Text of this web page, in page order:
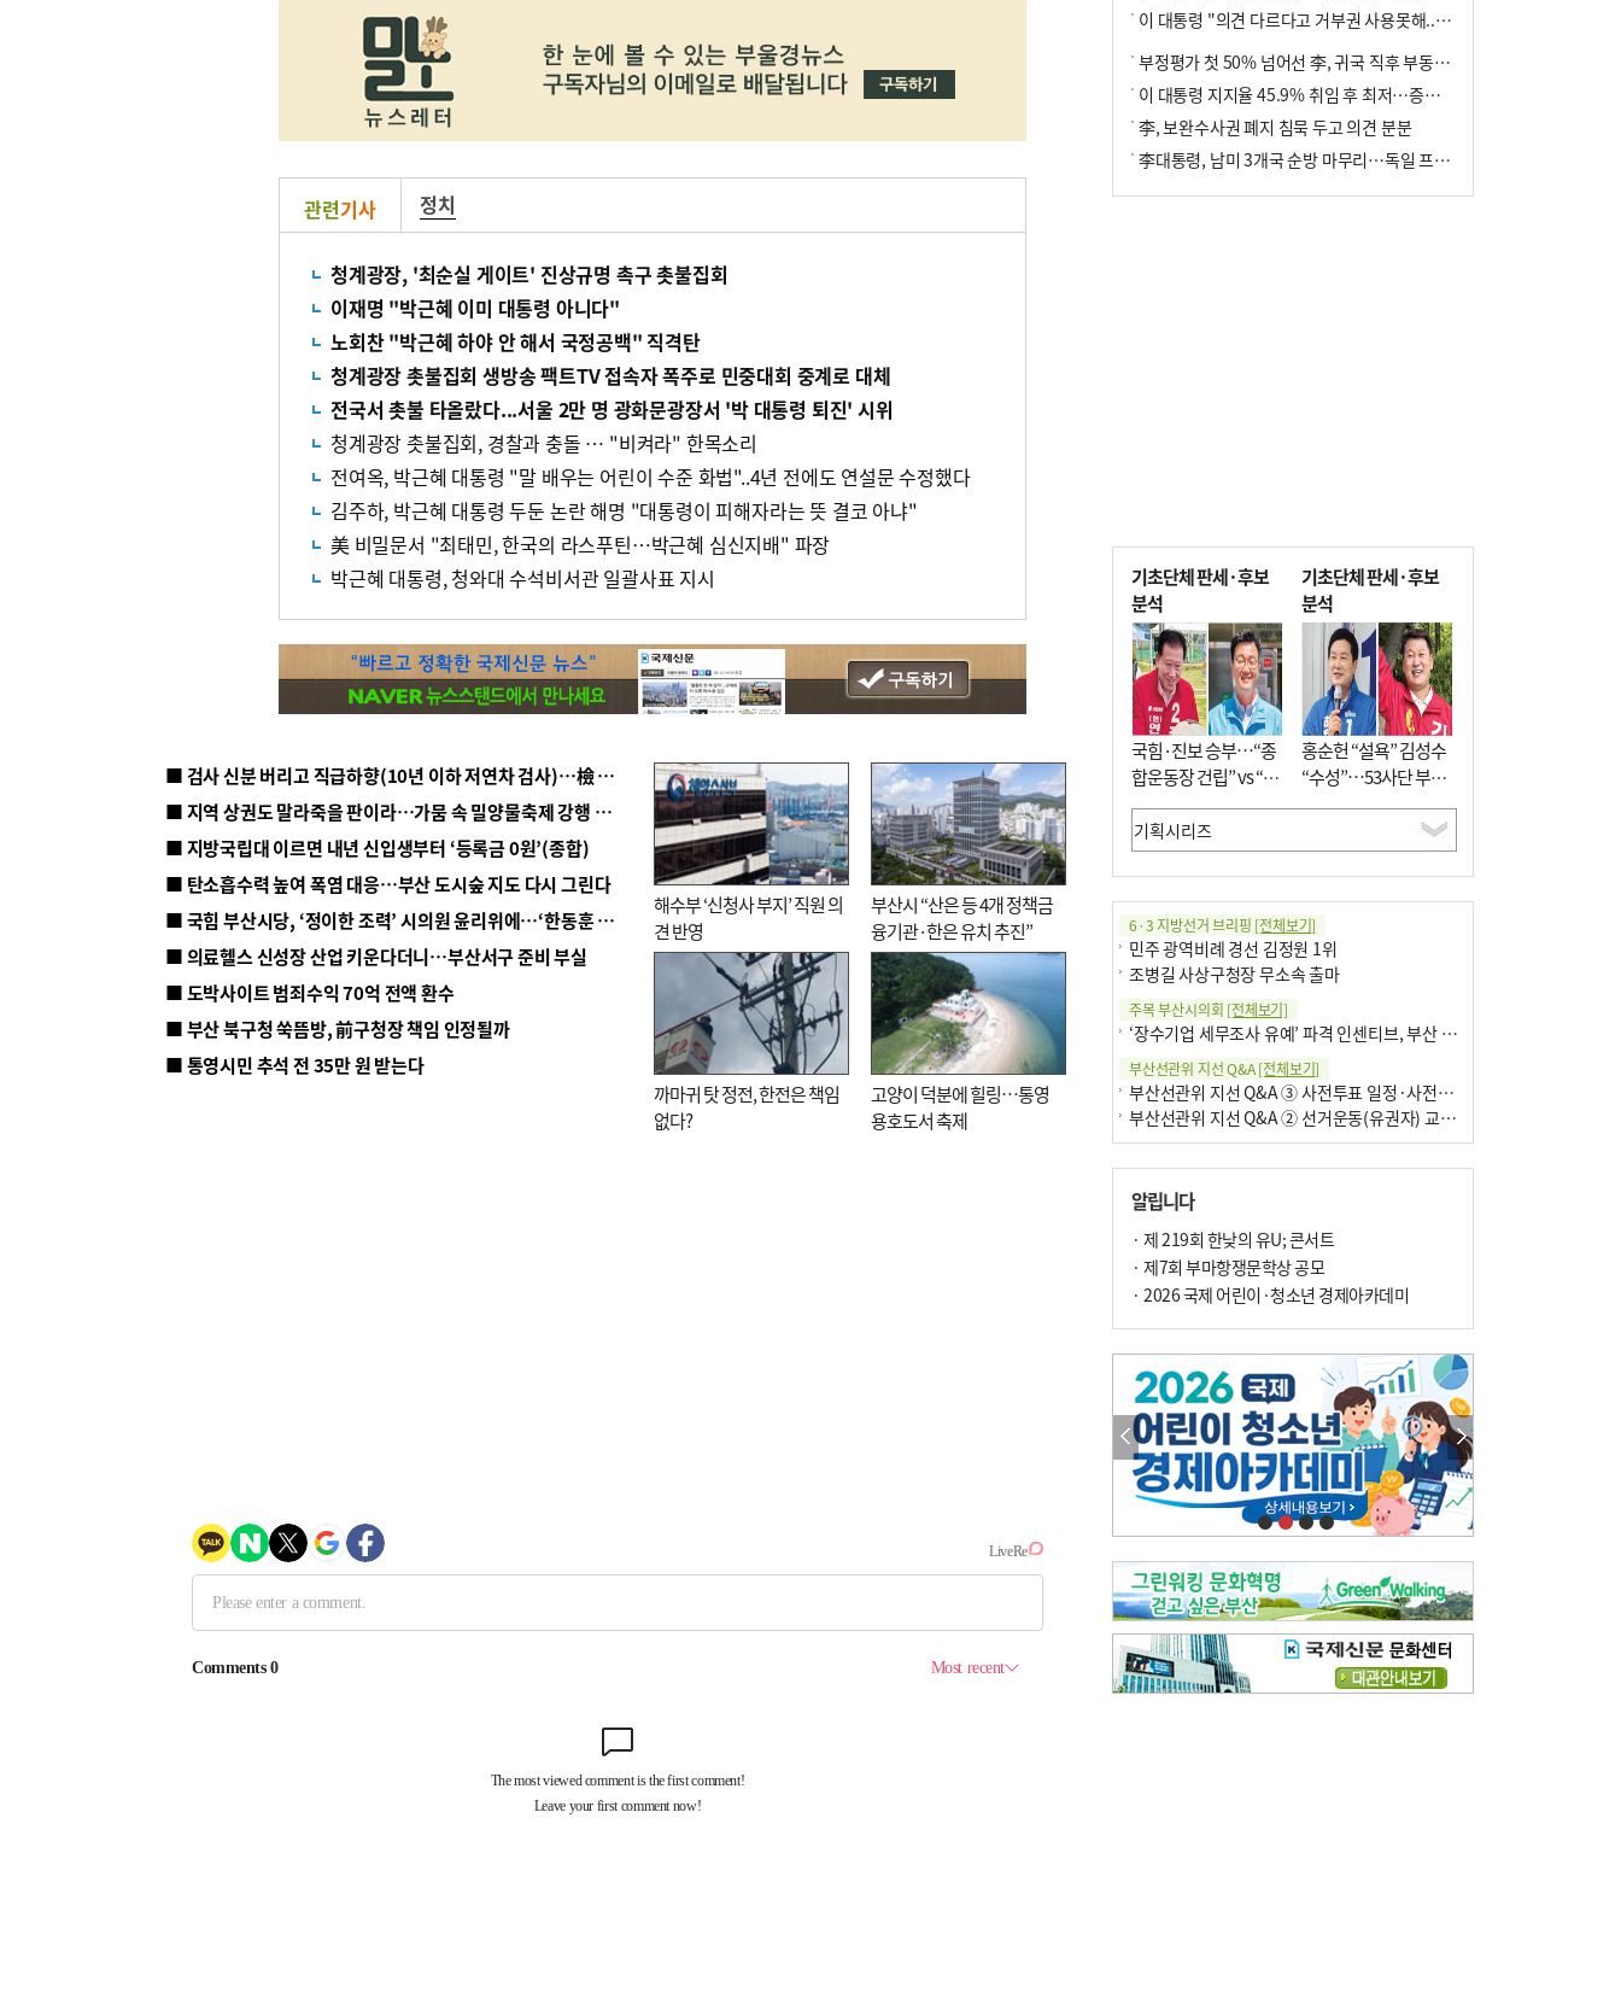
관련기사 정치
청계광장, '최순실 게이트' 진상규명 촉구 촛불집회
이재명 "박근혜 이미 대통령 아니다"
노회찬 "박근혜 하야 안 해서 국정공백" 직격탄
청계광장 촛불집회 생방송 팩트TV 접속자 폭주로 민중대회 중계로 대체
전국서 촛불 타올랐다...서울 2만 명 광화문광장서 '박 대통령 퇴진' 시위
청계광장 촛불집회, 경찰과 충돌 … "비켜라" 한목소리
전여옥, 박근혜 대통령 "말 배우는 어린이 수준 화법"..4년 전에도 연설문 수정했다
김주하, 박근혜 대통령 두둔 논란 해명 "대통령이 피해자라는 뜻 결코 아냐"
美 비밀문서 "최태민, 한국의 라스푸틴…박근혜 심신지배" 파장
박근혜 대통령, 청와대 수석비서관 일괄사표 지시
■ 검사 신분 버리고 직급하향(10년 이하 저연차 검사)…檢 중수청행 기피
■ 지역 상권도 말라죽을 판이라…가뭄 속 밀양물축제 강행 논란
■ 지방국립대 이르면 내년 신입생부터 ‘등록금 0원’(종합)
■ 탄소흡수력 높여 폭염 대응…부산 도시숲 지도 다시 그린다
■ 국힘 부산시당, ‘정이한 조력’ 시의원 윤리위에…‘한동훈 지지’도 신고접수
■ 의료헬스 신성장 산업 키운다더니…부산서구 준비 부실
■ 도박사이트 범죄수익 70억 전액 환수
■ 부산 북구청 쑥뜸방, 前구청장 책임 인정될까
■ 통영시민 추석 전 35만 원 받는다
해수부 ‘신청사 부지’ 직원 의
견 반영
부산시 “산은 등 4개 정책금
융기관·한은 유치 추진”
까마귀 탓 정전, 한전은 책임
없다?
고양이 덕분에 힐링…통영
용호도서 축제
이 대통령 "의견 다르다고 거부권 사용못해.. 입법권 부정할 상황이라 보기 어려워"
부정평가 첫 50% 넘어선 李, 귀국 직후 부동산·증시 점검(종합)
이 대통령 지지율 45.9% 취임 후 최저…증시 폭락·연임 개헌 논란 영향
李, 보완수사권 폐지 침묵 두고 의견 분분
李대통령, 남미 3개국 순방 마무리…독일 프랑크푸르트 향해 출발
기초단체 판세·후보
분석
국힘·진보 승부…“종
합운동장 건립” vs “출
근 공공버스 도입”
기초단체 판세·후보
분석
홍순헌 “설욕” 김성수
“수성”…53사단 부지
개발엔 한 목소리
6·3 지방선거 브리핑 [전체보기]
민주 광역비례 경선 김정원 1위
조병길 사상구청장 무소속 출마
주목 부산시의회 [전체보기]
‘장수기업 세무조사 유예’ 파격 인센티브, 부산 유출 막을까
부산선관위 지선 Q&A[전체보기]
부산선관위 지선 Q&A ③ 사전투표 일정·사전투표함 보관
부산선관위 지선 Q&A ② 선거운동(유권자) 교육감투표용지
알립니다
· 제 219회 한낮의 유U; 콘서트
· 제7회 부마항쟁문학상 공모
· 2026 국제 어린이·청소년 경제아카데미